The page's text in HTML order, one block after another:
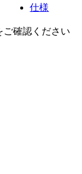
仕様
ご確認ください